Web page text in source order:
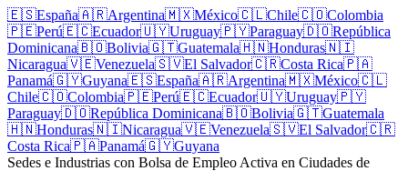
🇪🇸España🇦🇷Argentina🇲🇽México🇨🇱Chile🇨🇴Colombia
🇵🇪Perú🇪🇨Ecuador🇺🇾Uruguay🇵🇾Paraguay🇩🇴República
Dominicana🇧🇴Bolivia🇬🇹Guatemala🇭🇳Honduras🇳🇮
Nicaragua🇻🇪Venezuela🇸🇻El Salvador🇨🇷Costa Rica🇵🇦
Panamá🇬🇾Guyana🇪🇸España🇦🇷Argentina🇲🇽México🇨🇱
Chile🇨🇴Colombia🇵🇪Perú🇪🇨Ecuador🇺🇾Uruguay🇵🇾
Paraguay🇩🇴República Dominicana🇧🇴Bolivia🇬🇹Guatemala
🇭🇳Honduras🇳🇮Nicaragua🇻🇪Venezuela🇸🇻El Salvador🇨🇷
Costa Rica🇵🇦Panamá🇬🇾Guyana
Sedes e Industrias con Bolsa de Empleo Activa en Ciudades de